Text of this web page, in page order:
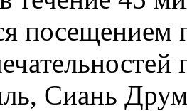
посещением
Сиань